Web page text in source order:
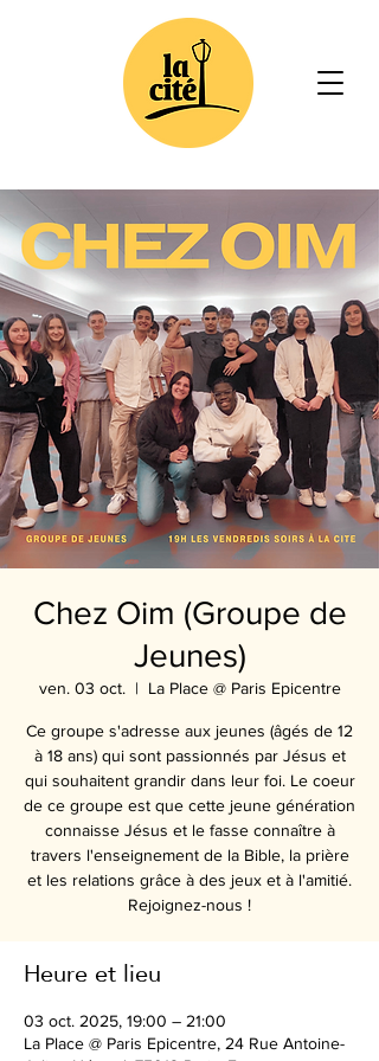
Chez Oim (Groupe de
Jeunes)
ven. 03 oct.
  |
La Place @ Paris Epicentre
Ce groupe s'adresse aux jeunes (âgés de 12
à 18 ans) qui sont passionnés par Jésus et
qui souhaitent grandir dans leur foi. Le coeur
de ce groupe est que cette jeune génération
connaisse Jésus et le fasse connaître à
travers l'enseignement de la Bible, la prière
et les relations grâce à des jeux et à l'amitié.
Rejoignez-nous !
Heure et lieu
03 oct. 2025, 19:00 – 21:00
La Place @ Paris Epicentre, 24 Rue Antoine-